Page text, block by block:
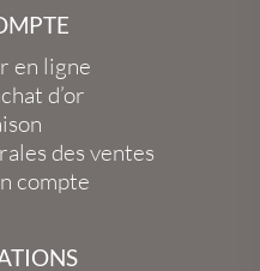
en ligne
d’or
des ventes
compte